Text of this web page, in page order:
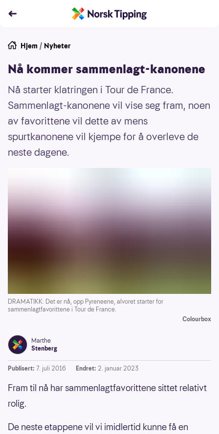
Hjem / Nyheter
Nå kommer sammenlagt-kanonene
Nå starter klatringen i Tour de France.
Sammenlagt-kanonene vil vise seg fram, noen
av favorittene vil dette av mens
spurtkanonene vil kjempe for å overleve de
neste dagene.
DRAMATIKK: Det er nå, opp Pyreneene, alvoret starter for
sammenlagtfavorittene i Tour de France.
Colourbox
Marthe
Stenberg
Publisert: 7. juli 2016 Endret: 2. januar 2023
Fram til nå har sammenlagtfavorittene sittet relativt
rolig.
De neste etappene vil vi imidlertid kunne få en